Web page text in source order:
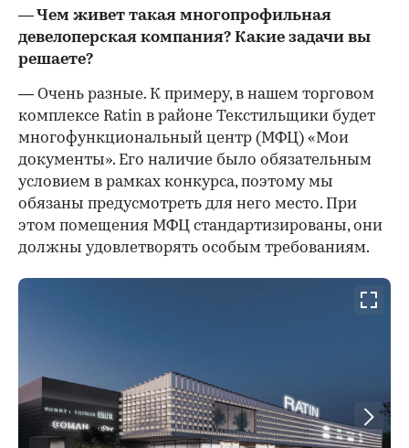
— Чем живет такая многопрофильная
девелоперская компания? Какие задачи вы
решаете?
— Очень разные. К примеру, в нашем торговом
комплексе Ratin в районе Текстильщики будет
многофункциональный центр (МФЦ) «Мои
документы». Его наличие было обязательным
условием в рамках конкурса, поэтому мы
обязаны предусмотреть для него место. При
этом помещения МФЦ стандартизированы, они
должны удовлетворять особым требованиям.